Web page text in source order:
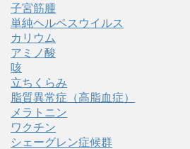
子宮筋腫
単純ヘルペスウイルス
カリウム
アミノ酸
咳
立ちくらみ
脂質異常症（高脂血症）
メラトニン
ワクチン
シェーグレン症候群